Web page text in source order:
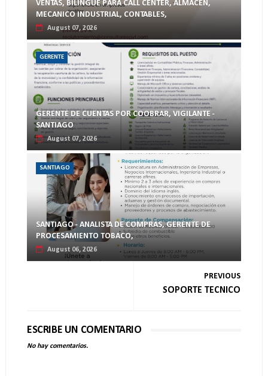
VENTAS, BILINGUE PARA CALL CENTER, ALMACEN,
MECANICO INDUSTRIAL, CONTABLES,
August 07, 2026
GERENTE
GERENTE DE CUENTAS POR COOBRAR, VIGILANTE -
SANTIAGO
August 07, 2026
SANTIAGO
SANTIAGO - ANALISTA DE COMPRAS, GERENTE DE
PROCESAMIENTO TOBACO,
August 06, 2026
PREVIOUS
SOPORTE TECNICO
ESCRIBE UN COMENTARIO
No hay comentarios.